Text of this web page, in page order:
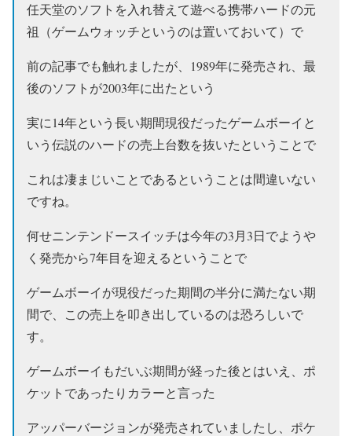
任天堂のソフトを入れ替えて遊べる携帯ハードの元
祖（ゲームウォッチというのは置いておいて）で
前の記事でも触れましたが、1989年に発売され、最
後のソフトが2003年に出たという
実に14年という長い期間現役だったゲームボーイと
いう伝説のハードの売上台数を抜いたということで
これは凄まじいことであるということは間違いない
ですね。
何せニンテンドースイッチは今年の3月3日でようや
く発売から7年目を迎えるということで
ゲームボーイが現役だった期間の半分に満たない期
間で、この売上を叩き出しているのは恐ろしいで
す。
ゲームボーイもだいぶ期間が経った後とはいえ、ポ
ケットであったりカラーと言った
アッパーバージョンが発売されていましたし、ポケ